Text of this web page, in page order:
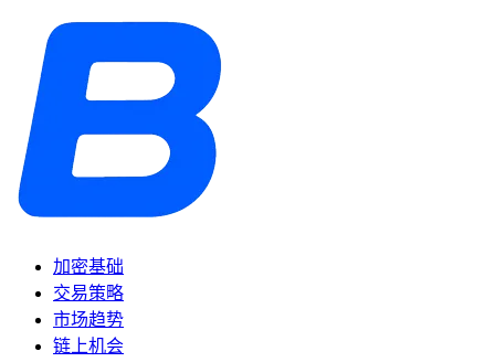
加密基础
交易策略
市场趋势
链上机会